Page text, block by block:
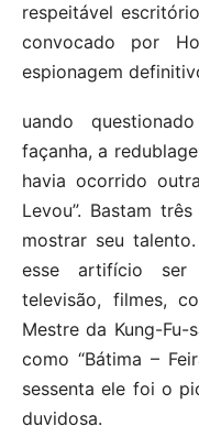
respeitável
convocado por
espionagem
uando
façanha, a
havia ocorrido
Levou”. Bastam
mostrar seu
esse artifício ser
televisão, filmes,
Mestre da Kung-Fu-
como “Bátima –
sessenta ele foi o
duvidosa.